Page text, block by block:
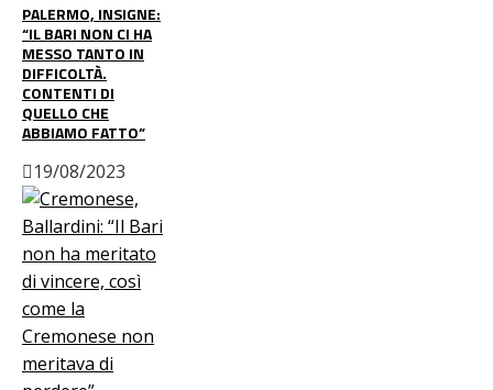
PALERMO, INSIGNE:
“IL BARI NON CI HA
MESSO TANTO IN
DIFFICOLTÀ.
CONTENTI DI
QUELLO CHE
ABBIAMO FATTO”
19/08/2023